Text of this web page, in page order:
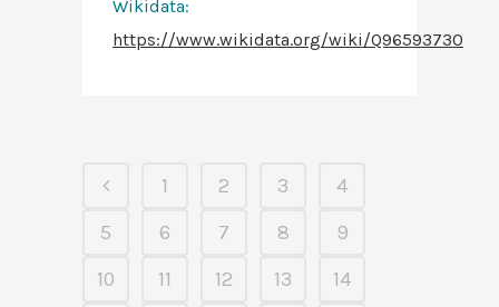
Wikidata:
https://www.wikidata.org/wiki/Q96593730
1 2 3
4
5
6 7 8
9
10
11 12 13
14